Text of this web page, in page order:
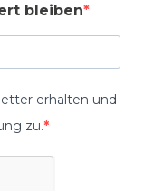
bleiben
erhalten und
zu.